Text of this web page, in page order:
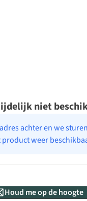
niet
achter en we
weer
Houd me op de hoogte